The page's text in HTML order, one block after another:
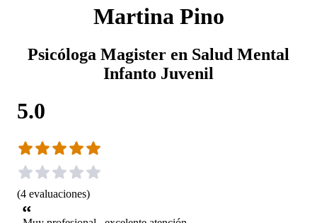
Martina Pino
Psicóloga Magister en Salud Mental
Infanto Juvenil
5.0
(4 evaluaciones)